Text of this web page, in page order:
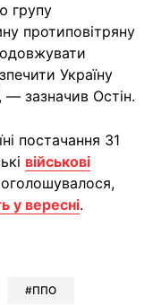
групу
протиповітряну
Україну
зазначив Остін.
постачання 31
військові
у вересні.
Viber
у Whatsapp
у Messenger
у LinkedIn
ППО